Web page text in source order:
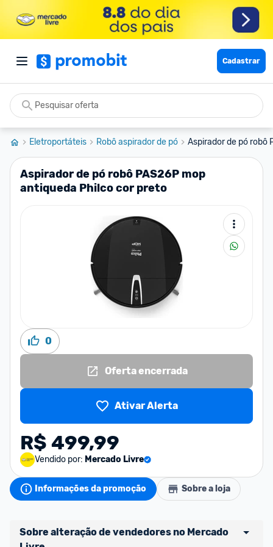
Cadastrar
Eletroportáteis Robô aspirador de pó Aspirador de pó robô
Aspirador de pó robô PAS26P mop
antiqueda Philco cor preto
0
Oferta encerrada
Ativar Alerta
R$ 499,99
Vendido por: Mercado Livre
Informações da promoção Sobre a loja
Sobre alteração de vendedores no Mercado